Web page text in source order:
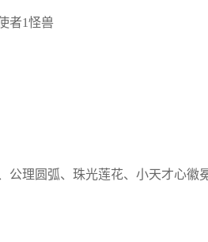
者1怪兽
公理圆弧、珠光莲花、小天才心徽